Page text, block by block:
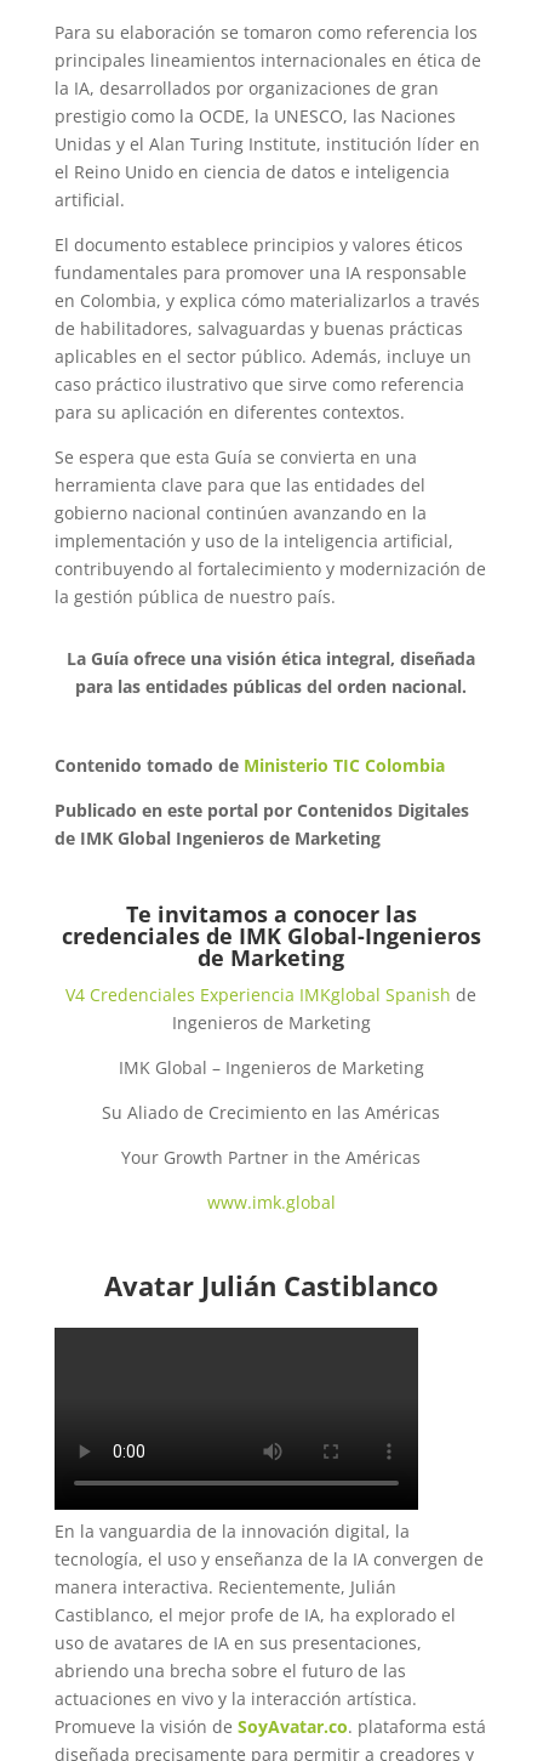
Para su elaboración se tomaron como referencia los
principales lineamientos internacionales en ética de
la IA, desarrollados por organizaciones de gran
prestigio como la OCDE, la UNESCO, las Naciones
Unidas y el Alan Turing Institute, institución líder en
el Reino Unido en ciencia de datos e inteligencia
artificial.
El documento establece principios y valores éticos
fundamentales para promover una IA responsable
en Colombia, y explica cómo materializarlos a través
de habilitadores, salvaguardas y buenas prácticas
aplicables en el sector público. Además, incluye un
caso práctico ilustrativo que sirve como referencia
para su aplicación en diferentes contextos.
Se espera que esta Guía se convierta en una
herramienta clave para que las entidades del
gobierno nacional continúen avanzando en la
implementación y uso de la inteligencia artificial,
contribuyendo al fortalecimiento y modernización de
la gestión pública de nuestro país.
La Guía ofrece una visión ética integral, diseñada
para las entidades públicas del orden nacional.
Contenido tomado de Ministerio TIC Colombia
Publicado en este portal por Contenidos Digitales
de IMK Global Ingenieros de Marketing
Te invitamos a conocer las
credenciales de IMK Global-Ingenieros
de Marketing
V4 Credenciales Experiencia IMKglobal Spanish de
Ingenieros de Marketing
IMK Global – Ingenieros de Marketing
Su Aliado de Crecimiento en las Américas
Your Growth Partner in the Américas
www.imk.global
Avatar Julián Castiblanco
En la vanguardia de la innovación digital, la
tecnología, el uso y enseñanza de la IA convergen de
manera interactiva. Recientemente, Julián
Castiblanco, el mejor profe de IA, ha explorado el
uso de avatares de IA en sus presentaciones,
abriendo una brecha sobre el futuro de las
actuaciones en vivo y la interacción artística.
Promueve la visión de SoyAvatar.co. plataforma está
diseñada precisamente para permitir a creadores y